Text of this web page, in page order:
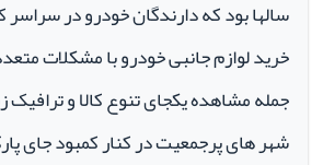
سالها بود که دارندگان خودرو در سراسر
خرید لوازم جانبی خودرو با مشکلات
جمله مشاهده یکجای تنوع کالا و
شهر های پرجمعیت در کنار کمبود جای